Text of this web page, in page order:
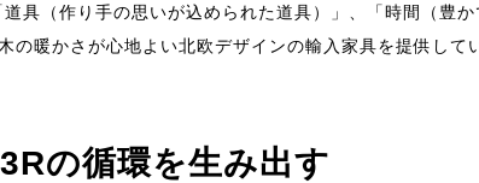
道具（作り手の思いが込められた道具）」、「時間（豊
の暖かさが心地よい北欧デザインの輸入家具を提供し
の循環を生み出す